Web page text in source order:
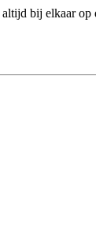
altijd bij elkaar